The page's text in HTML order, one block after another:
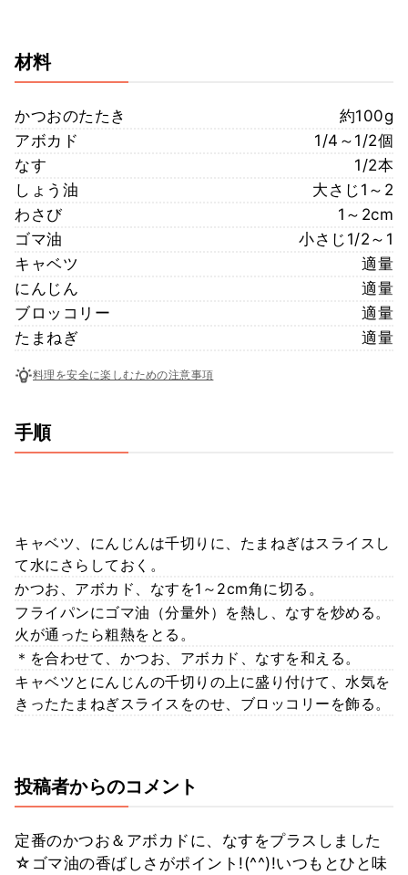
材料
かつおのたたき
約100g
アボカド
1/4～1/2個
なす
1/2本
しょう油
大さじ1～2
わさび
1～2cm
ゴマ油
小さじ1/2～1
キャベツ
適量
にんじん
適量
ブロッコリー
適量
たまねぎ
適量
料理を安全に楽しむための注意事項
手順
キャベツ、にんじんは千切りに、たまねぎはスライスし
て水にさらしておく。
かつお、アボカド、なすを1～2cm角に切る。
フライパンにゴマ油（分量外）を熱し、なすを炒める。
火が通ったら粗熱をとる。
＊を合わせて、かつお、アボカド、なすを和える。
キャベツとにんじんの千切りの上に盛り付けて、水気を
きったたまねぎスライスをのせ、ブロッコリーを飾る。
投稿者からのコメント
定番のかつお＆アボカドに、なすをプラスしました
☆ゴマ油の香ばしさがポイント!(^^)!いつもとひと味